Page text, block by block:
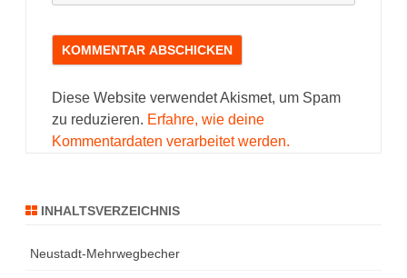
Diese Website verwendet Akismet, um Spam
zu reduzieren. Erfahre, wie deine
Kommentardaten verarbeitet werden.
INHALTSVERZEICHNIS
Neustadt-Mehrwegbecher